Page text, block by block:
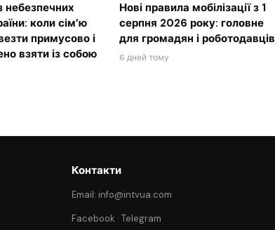
небезпечних
коли сім’ю
примусово і
взяти із собою
Нові правила мобілізації з 1
серпня 2026 року: головне
для громадян і роботодавців
6 дней тому
Контакти
Email: info@intvua.com
Facebook ·Telegram